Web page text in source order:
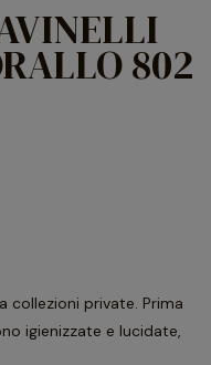
802
collezioni private. Prima
igienizzate e lucidate,